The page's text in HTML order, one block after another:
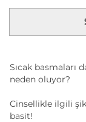
Sıcak basmaları
neden oluyor?
Cinsellikle ilgili
basit!